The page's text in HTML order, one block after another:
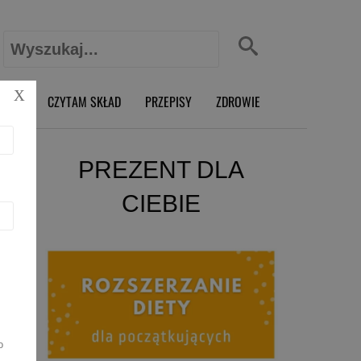
Szukaj:
RD CZYTAM SKŁAD PRZEPISY ZDROWIE
PREZENT DLA
CIEBIE
X